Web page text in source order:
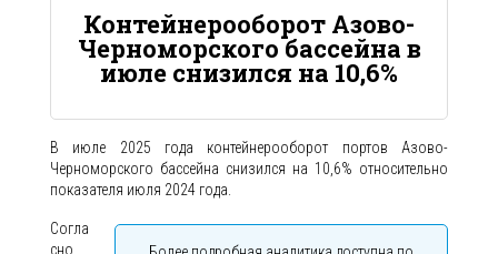
Контейнерооборот Азово-
Черноморского бассейна в
июле снизился на 10,6%
В июле 2025 года контейнерооборот портов Азово-
Черноморского бассейна снизился на 10,6% относительно
показателя июля 2024 года.
Согла
сно